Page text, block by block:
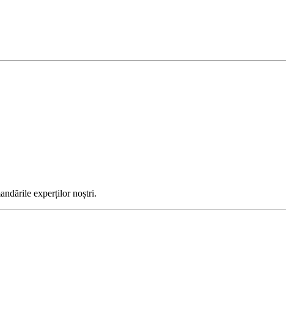
experților noștri.